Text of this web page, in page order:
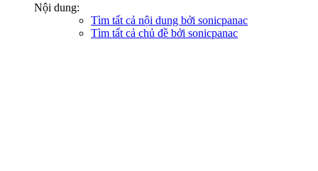
Nội dung:
Tìm tất cả nội dung bởi sonicpanac
Tìm tất cả chủ đề bởi sonicpanac